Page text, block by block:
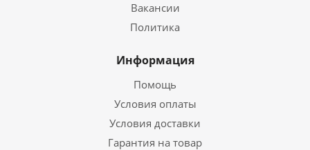
Вакансии
Политика
Информация
Помощь
Условия оплаты
Условия доставки
Гарантия на товар